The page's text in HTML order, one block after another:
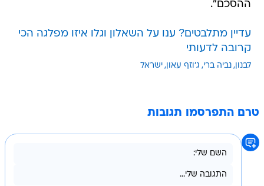
ההסכם".
עדיין מתלבטים? ענו על השאלון וגלו איזו מפלגה הכי
קרובה לדעותי
לבנון נביה ברי ג'וזף עאון ישראל
טרם התפרסמו תגובות